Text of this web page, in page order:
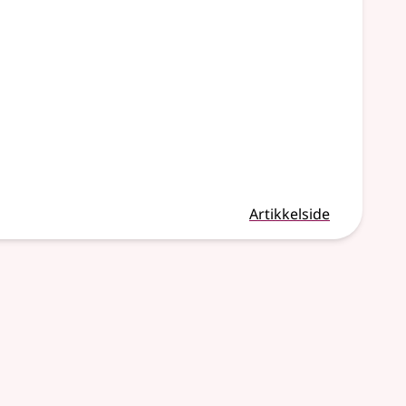
Artikkelside